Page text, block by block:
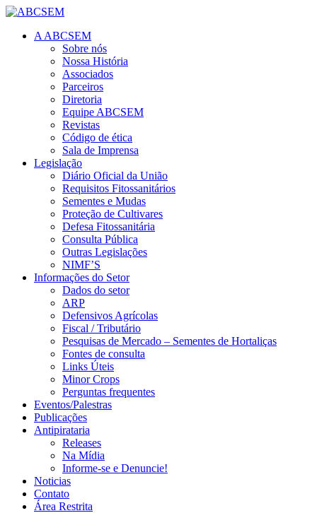
A ABCSEM
Sobre nós
Nossa História
Associados
Parceiros
Diretoria
Equipe ABCSEM
Revistas
Código de ética
Sala de Imprensa
Legislação
Diário Oficial da União
Requisitos Fitossanitários
Sementes e Mudas
Proteção de Cultivares
Defesa Fitossanitária
Consulta Pública
Outras Legislações
NIMF’S
Informações do Setor
Dados do setor
ARP
Defensivos Agrícolas
Fiscal / Tributário
Pesquisas de Mercado – Sementes de Hortaliças
Fontes de consulta
Links Úteis
Minor Crops
Perguntas frequentes
Eventos/Palestras
Publicações
Antipirataria
Releases
Na Mídia
Informe-se e Denuncie!
Noticias
Contato
Área Restrita